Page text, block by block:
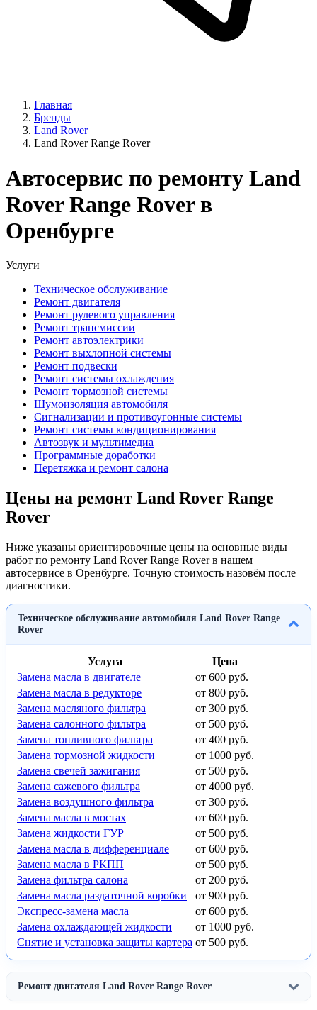
Главная
Бренды
Land Rover
Land Rover Range Rover
Автосервис по ремонту Land
Rover Range Rover в
Оренбурге
Услуги
Техническое обслуживание
Ремонт двигателя
Ремонт рулевого управления
Ремонт трансмиссии
Ремонт автоэлектрики
Ремонт выхлопной системы
Ремонт подвески
Ремонт системы охлаждения
Ремонт тормозной системы
Шумоизоляция автомобиля
Сигнализации и противоугонные системы
Ремонт системы кондиционирования
Автозвук и мультимедиа
Программные доработки
Перетяжка и ремонт салона
Цены на ремонт Land Rover Range
Rover
Ниже указаны ориентировочные цены на основные виды
работ по ремонту Land Rover Range Rover в нашем
автосервисе в Оренбурге. Точную стоимость назовём после
диагностики.
Техническое обслуживание автомобиля Land Rover Range
Rover
Услуга
Цена
Замена масла в двигателе
от 600 руб.
Замена масла в редукторе
от 800 руб.
Замена масляного фильтра
от 300 руб.
Замена салонного фильтра
от 500 руб.
Замена топливного фильтра
от 400 руб.
Замена тормозной жидкости
от 1000 руб.
Замена свечей зажигания
от 500 руб.
Замена сажевого фильтра
от 4000 руб.
Замена воздушного фильтра
от 300 руб.
Замена масла в мостах
от 600 руб.
Замена жидкости ГУР
от 500 руб.
Замена масла в дифференциале
от 600 руб.
Замена масла в РКПП
от 500 руб.
Замена фильтра салона
от 200 руб.
Замена масла раздаточной коробки
от 900 руб.
Экспресс-замена масла
от 600 руб.
Замена охлаждающей жидкости
от 1000 руб.
Снятие и установка защиты картера от 500 руб.
Ремонт двигателя Land Rover Range Rover